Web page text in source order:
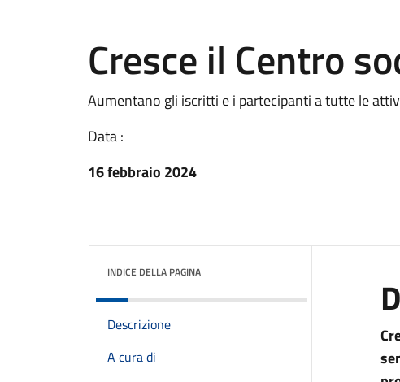
Cresce il Centro
Aumentano gli iscritti e i partecipanti a tutte le
Data :
16 febbraio 2024
INDICE DELLA PAGINA
Descrizione
A cura di